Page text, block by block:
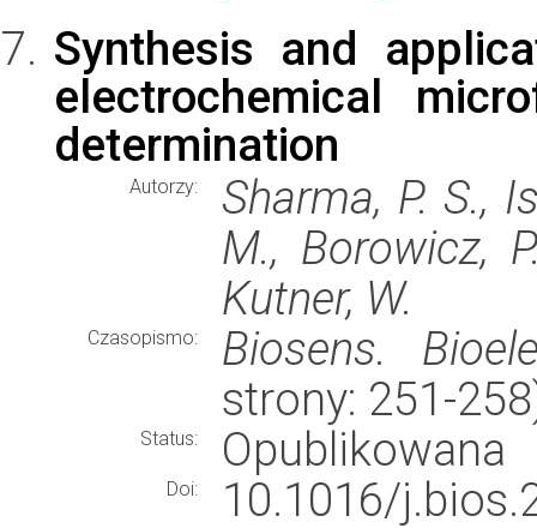
Synthesis and
electrochemical
determination
Autorzy:
Sharma, P. S.,
M., Borowicz,
Kutner, W.
Czasopismo:
Biosens.
strony: 251-
Status: Opublikowana
Doi:
10.1016/